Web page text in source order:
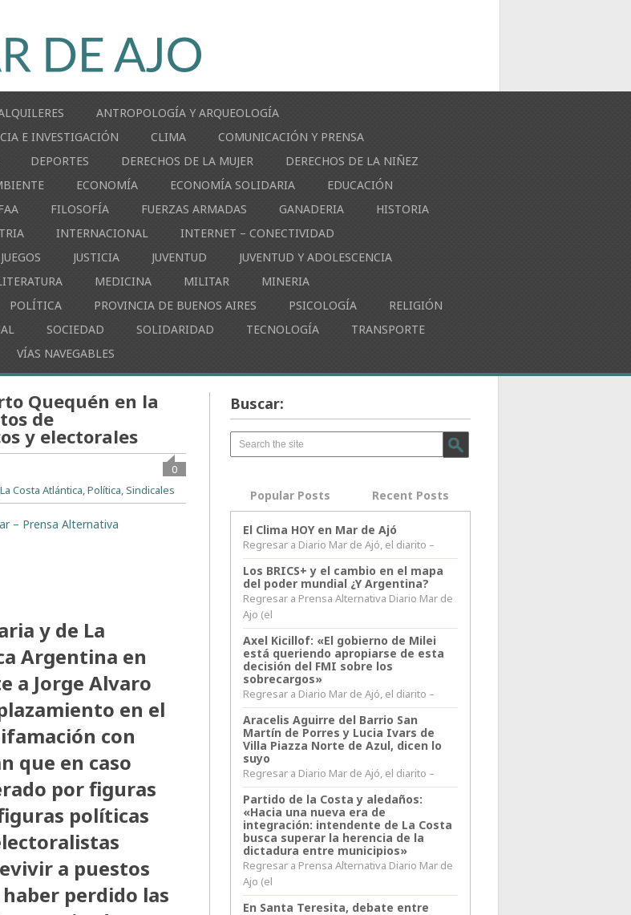
ANTROPOLOGÍA Y ARQUEOLOGÍA
E INVESTIGACIÓN CLIMA
COMUNICACIÓN Y PRENSA
DEPORTES DERECHOS DE LA MUJER
DERECHOS DE LA NIÑEZ
ECONOMÍA ECONOMÍA SOLIDARIA
EDUCACIÓN
FILOSOFÍA FUERZAS ARMADAS GANADERIA
HISTORIA
INTERNACIONAL
INTERNET – CONECTIVIDAD
JUEGOS JUSTICIA JUVENTUD
JUVENTUD Y ADOLESCENCIA
MEDICINA MILITAR
MINERIA
POLÍTICA PROVINCIA DE BUENOS AIRES PSICOLOGÍA
RELIGIÓN
SOCIEDAD SOLIDARIDAD TECNOLOGÍA
TRANSPORTE
VÍAS NAVEGABLES
Quequén en la
de
y electorales
0
La Costa Atlántica,Política,Sindicales
– Prensa Alternativa
y de La
Argentina en
a Jorge Alvaro
en el
con
que en caso
por figuras
políticas
a puestos
perdido las
Buscar:
Popular Posts Recent Posts
El Clima HOY en Mar de Ajó
Regresar a Diario Mar de Ajó, el diarito –
Los BRICS+ y el cambio en el mapa
del poder mundial ¿Y Argentina?
Regresar a Prensa Alternativa Diario Mar de
Ajo (el
Axel Kicillof: «El gobierno de Milei
está queriendo apropiarse de esta
decisión del FMI sobre los
sobrecargos»
Regresar a Diario Mar de Ajó, el diarito –
Aracelis Aguirre del Barrio San
Martín de Porres y Lucia Ivars de
Villa Piazza Norte de Azul, dicen lo
suyo
Regresar a Diario Mar de Ajó, el diarito –
Partido de la Costa y aledaños:
«Hacia una nueva era de
integración: intendente de La Costa
busca superar la herencia de la
dictadura entre municipios»
Regresar a Prensa Alternativa Diario Mar de
Ajo (el
En Santa Teresita, debate entre